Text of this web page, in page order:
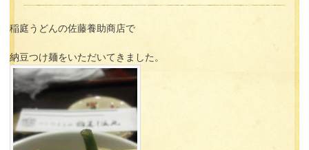
稲庭うどんの佐藤養助商店で
納豆つけ麺をいただいてきました。